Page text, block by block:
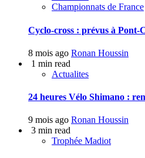
Championnats de France
Cyclo-cross : prévus à Pont-
8 mois ago Ronan Houssin
1 min read
Actualites
24 heures Vélo Shimano :
9 mois ago Ronan Houssin
3 min read
Trophée Madiot